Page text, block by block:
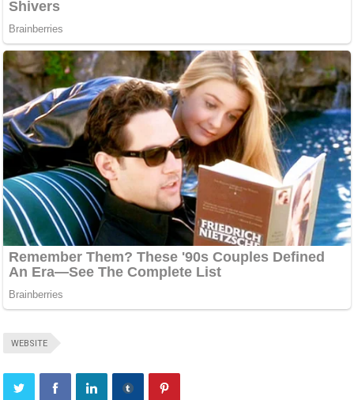
WEBSITE